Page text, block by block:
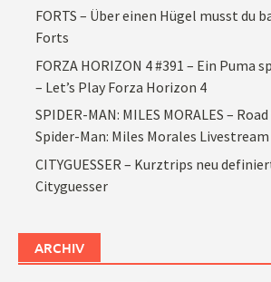
FORTS – Über einen Hügel musst du
Forts
FORZA HORIZON 4 #391 – Ein Puma
– Let’s Play Forza Horizon 4
SPIDER-MAN: MILES MORALES –
Spider-Man: Miles Morales Livestream
CITYGUESSER – Kurztrips neu
Cityguesser
ARCHIV